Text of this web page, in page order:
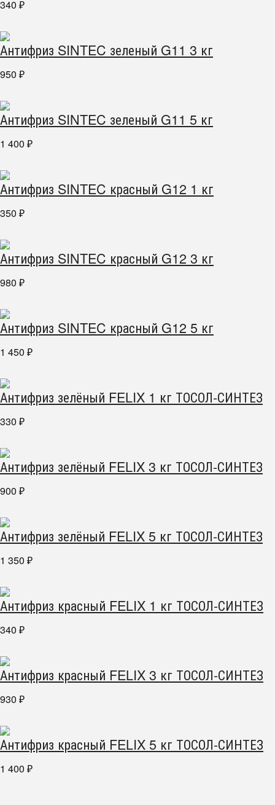
340 ₽
Антифриз SINTEC зеленый G11 3 кг
950 ₽
Антифриз SINTEC зеленый G11 5 кг
1 400 ₽
Антифриз SINTEC красный G12 1 кг
350 ₽
Антифриз SINTEC красный G12 3 кг
980 ₽
Антифриз SINTEC красный G12 5 кг
1 450 ₽
Антифриз зелёный FELIX 1 кг ТОСОЛ-СИНТЕЗ
330 ₽
Антифриз зелёный FELIX 3 кг ТОСОЛ-СИНТЕЗ
900 ₽
Антифриз зелёный FELIX 5 кг ТОСОЛ-СИНТЕЗ
1 350 ₽
Антифриз красный FELIX 1 кг ТОСОЛ-СИНТЕЗ
340 ₽
Антифриз красный FELIX 3 кг ТОСОЛ-СИНТЕЗ
930 ₽
Антифриз красный FELIX 5 кг ТОСОЛ-СИНТЕЗ
1 400 ₽